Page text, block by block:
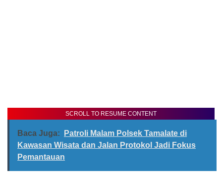
SCROLL TO RESUME CONTENT
Baca Juga:
Patroli Malam Polsek Tamalate di
Kawasan Wisata dan Jalan Protokol Jadi Fokus
Pemantauan